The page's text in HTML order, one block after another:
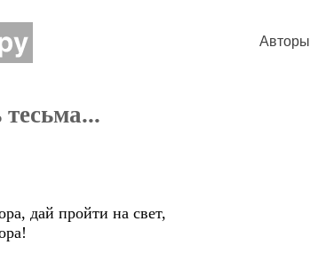
Авторы
дай пройти на свет,